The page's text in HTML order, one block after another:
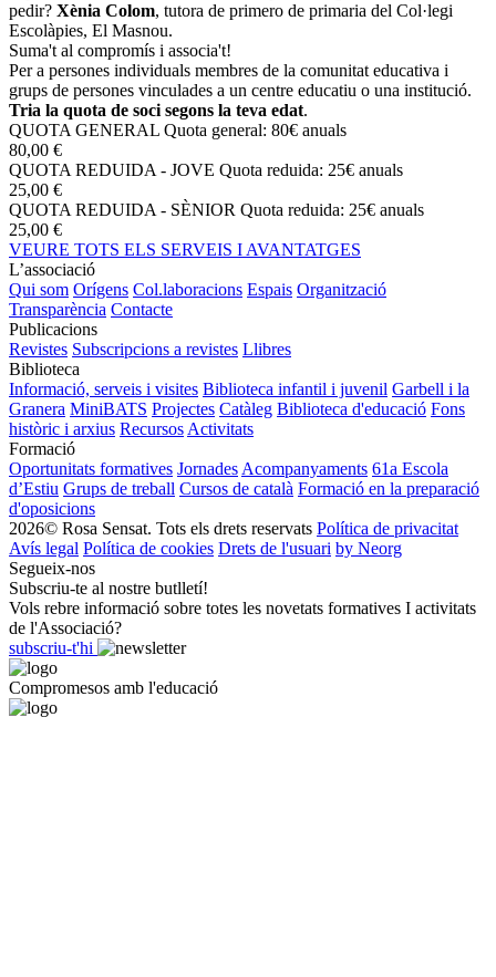
pedir? Xènia Colom, tutora de primero de primaria del Col·legi
Escolàpies, El Masnou.
Suma't al compromís i associa't!
Per a persones individuals membres de la comunitat educativa i
grups de persones vinculades a un centre educatiu o una institució.
Tria la quota de soci segons la teva edat.
QUOTA GENERAL Quota general: 80€ anuals
80,00 €
QUOTA REDUIDA - JOVE Quota reduida: 25€ anuals
25,00 €
QUOTA REDUIDA - SÈNIOR Quota reduida: 25€ anuals
25,00 €
VEURE TOTS ELS SERVEIS I AVANTATGES
L’associació
Qui som Orígens Col.laboracions Espais Organització
Transparència Contacte
Publicacions
Revistes Subscripcions a revistes Llibres
Biblioteca
Informació, serveis i visites Biblioteca infantil i juvenil Garbell i la
Granera MiniBATS Projectes Catàleg Biblioteca d'educació Fons
històric i arxius Recursos Activitats
Formació
Oportunitats formatives Jornades Acompanyaments 61a Escola
d’Estiu Grups de treball Cursos de català Formació en la preparació
d'oposicions
2026© Rosa Sensat. Tots els drets reservats Política de privacitat
Avís legal Política de cookies Drets de l'usuari by Neorg
Segueix-nos
Subscriu-te al nostre butlletí!
Vols rebre informació sobre totes les novetats formatives I activitats
de l'Associació?
subscriu-t'hi
Compromesos amb l'educació